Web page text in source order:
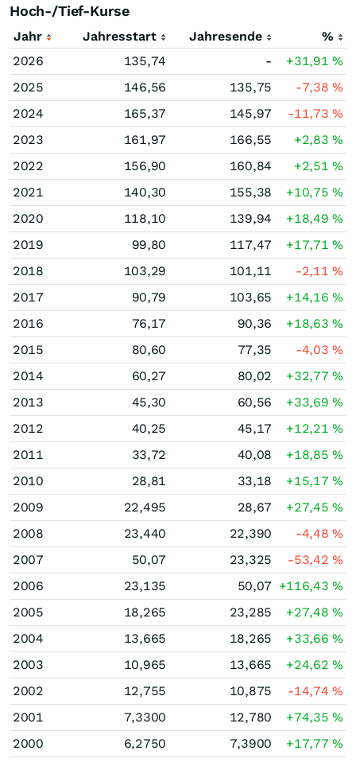
Hoch-/Tief-Kurse
Jahr Jahresstart Jahresende
%
2026
135,74 - +31,91%
2025
146,56 135,75 -7,38%
2024
165,37 145,97 -11,73%
2023
161,97 166,55 +2,83%
2022
156,90 160,84 +2,51%
2021
140,30 155,38 +10,75%
2020
118,10 139,94 +18,49%
2019
99,80 117,47 +17,71%
2018
103,29 101,11 -2,11%
2017
90,79 103,65 +14,16%
2016
76,17 90,36 +18,63%
2015
80,60 77,35 -4,03%
2014
60,27 80,02 +32,77%
2013
45,30 60,56 +33,69%
2012
40,25 45,17 +12,21%
2011
33,72 40,08 +18,85%
2010
28,81 33,18 +15,17%
2009
22,495 28,67 +27,45%
2008
23,440 22,390 -4,48%
2007
50,07 23,325 -53,42%
2006
23,135 50,07 +116,43%
2005
18,265 23,285 +27,48%
2004
13,665 18,265 +33,66%
2003
10,965 13,665 +24,62%
2002
12,755 10,875 -14,74%
2001
7,3300 12,780 +74,35%
2000
6,2750 7,3900 +17,77%